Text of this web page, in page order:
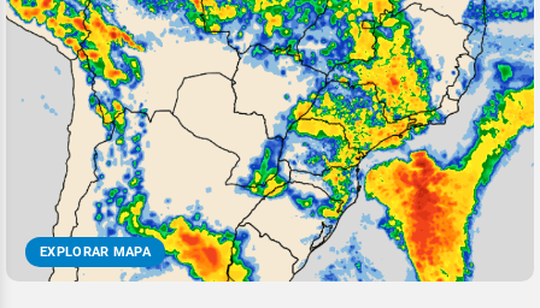
EXPLORAR MAPA